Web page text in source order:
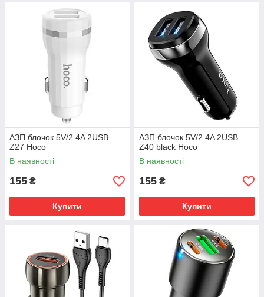
АЗП блочок 5V/2.4A 2USB
Z27 Hoco
В наявності
155 ₴
Купити
АЗП блочок 5V/2.4A 2USB
Z40 black Hoco
В наявності
155 ₴
Купити